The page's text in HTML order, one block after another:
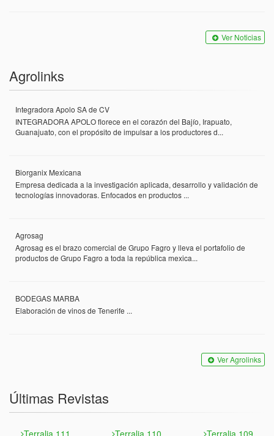
Ver Noticias
Agrolinks
Integradora Apolo SA de CV
INTEGRADORA APOLO florece en el corazón del Bajío, Irapuato,
Guanajuato, con el propósito de impulsar a los productores d...
Biorganix Mexicana
Empresa dedicada a la investigación aplicada, desarrollo y validación de
tecnologías innovadoras. Enfocados en productos ...
Agrosag
Agrosag es el brazo comercial de Grupo Fagro y lleva el portafolio de
productos de Grupo Fagro a toda la república mexica...
BODEGAS MARBA
Elaboración de vinos de Tenerife ...
Ver Agrolinks
Últimas Revistas
Terralia 111 Terralia 110 Terralia 109